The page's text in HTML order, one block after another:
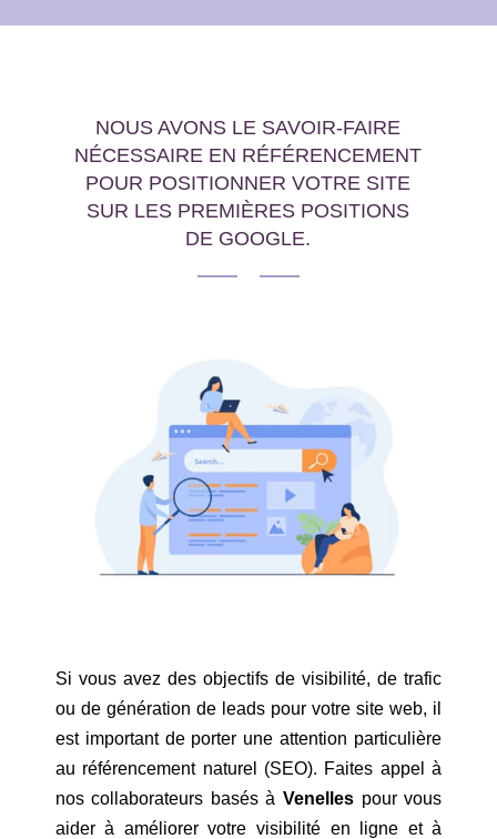
NOUS AVONS LE SAVOIR-FAIRE
NÉCESSAIRE EN RÉFÉRENCEMENT
POUR POSITIONNER VOTRE SITE
SUR LES PREMIÈRES POSITIONS
DE GOOGLE.
Si vous avez des objectifs de visibilité, de trafic
ou de génération de leads pour votre site web, il
est important de porter une attention particulière
au référencement naturel (SEO). Faites appel à
nos collaborateurs basés àVenelles pour vous
aider à améliorer votre visibilité en ligne et à